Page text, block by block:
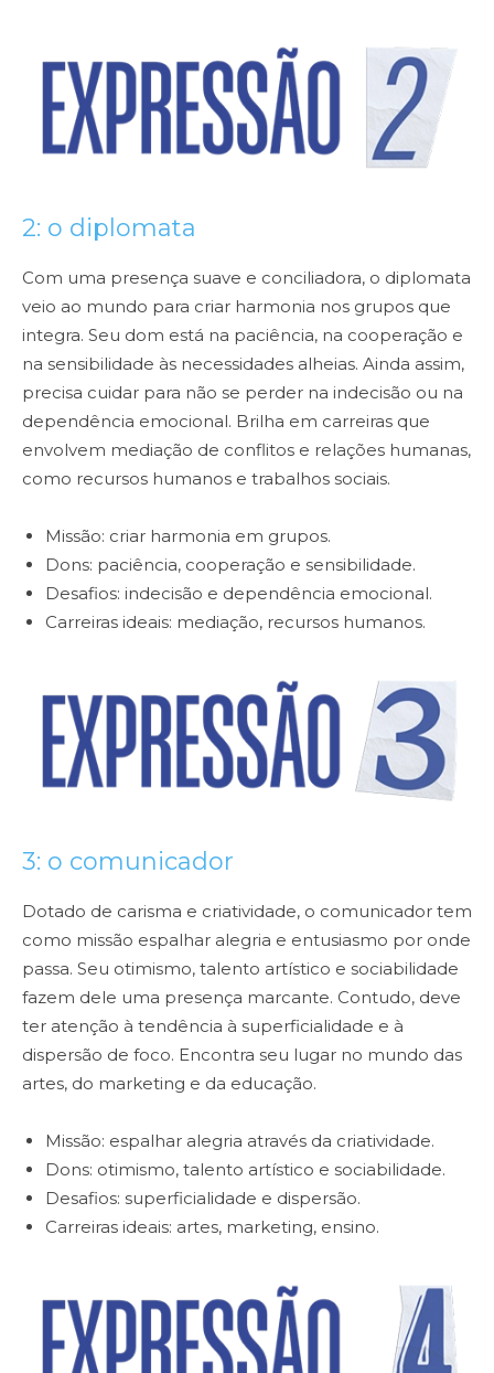
2: o diplomata
Com uma presença suave e conciliadora, o diplomata
veio ao mundo para criar harmonia nos grupos que
integra. Seu dom está na paciência, na cooperação e
na sensibilidade às necessidades alheias. Ainda assim,
precisa cuidar para não se perder na indecisão ou na
dependência emocional. Brilha em carreiras que
envolvem mediação de conflitos e relações humanas,
como recursos humanos e trabalhos sociais.
Missão: criar harmonia em grupos.
Dons: paciência, cooperação e sensibilidade.
Desafios: indecisão e dependência emocional.
Carreiras ideais: mediação, recursos humanos.
3: o comunicador
Dotado de carisma e criatividade, o comunicador tem
como missão espalhar alegria e entusiasmo por onde
passa. Seu otimismo, talento artístico e sociabilidade
fazem dele uma presença marcante. Contudo, deve
ter atenção à tendência à superficialidade e à
dispersão de foco. Encontra seu lugar no mundo das
artes, do marketing e da educação.
Missão: espalhar alegria através da criatividade.
Dons: otimismo, talento artístico e sociabilidade.
Desafios: superficialidade e dispersão.
Carreiras ideais: artes, marketing, ensino.